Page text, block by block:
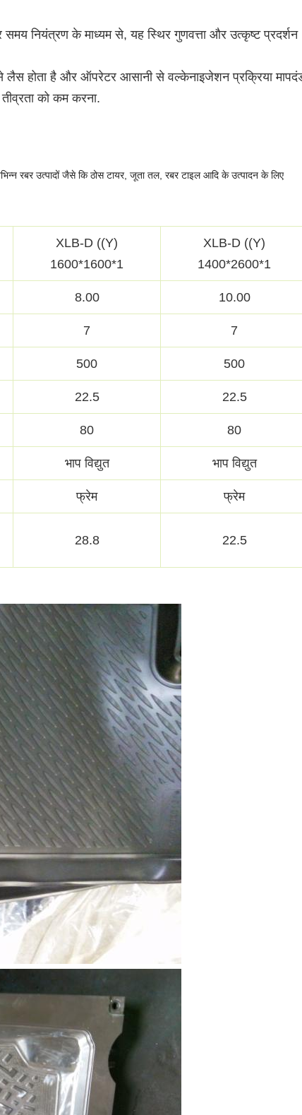
समय नियंत्रण के माध्यम से, यह स्थिर गुणवत्ता और उत्कृष्ट प्रदर्शन
होता है और ऑपरेटर आसानी से वल्केनाइजेशन प्रक्रिया
को कम करना.
रबर उत्पादों जैसे कि ठोस टायर, जूता तल, रबर टाइल आदि के उत्पादन के लिए
XLB-D ((Y)
1600*1600*1
XLB-D ((Y)
1400*2600*1
8.00 10.00
7 7
500 500
22.5 22.5
80 80
भाप विद्युत भाप विद्युत
फ्रेम फ्रेम
28.8 22.5